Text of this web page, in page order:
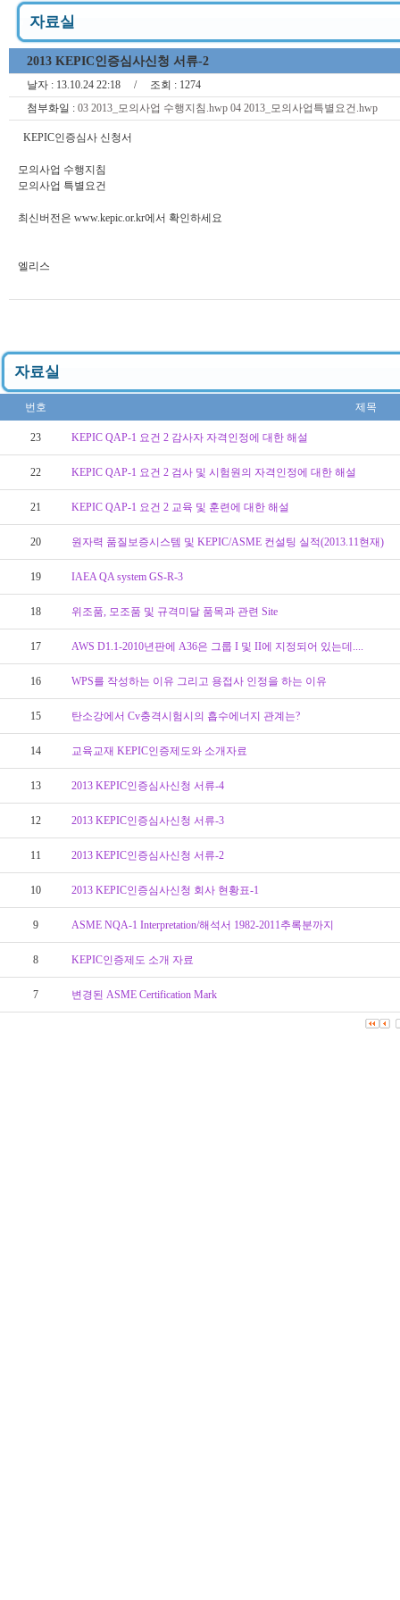
자료실
2013 KEPIC인증심사신청 서류-2
날자 : 13.10.24 22:18 / 조회 : 1274
첨부화일 : 03 2013_모의사업 수행지침.hwp 04 2013_모의사업특별요건.hwp
KEPIC인증심사 신청서
모의사업 수행지침
모의사업 특별요건
최신버전은 www.kepic.or.kr에서 확인하세요
엘리스
자료실
번호 제목
23 KEPIC QAP-1 요건 2 감사자 자격인정에 대한 해설
22 KEPIC QAP-1 요건 2 검사 및 시험원의 자격인정에 대한 해설
21 KEPIC QAP-1 요건 2 교육 및 훈련에 대한 해설
20 원자력 품질보증시스템 및 KEPIC/ASME 컨설팅 실적(2013.11현재)
19 IAEA QA system GS-R-3
18 위조품, 모조품 및 규격미달 품목과 관련 Site
17 AWS D1.1-2010년판에 A36은 그룹 I 및 II에 지정되어 있는데....
16 WPS를 작성하는 이유 그리고 용접사 인정을 하는 이유
15 탄소강에서 Cv충격시험시의 흡수에너지 관계는?
14 교육교재 KEPIC인증제도와 소개자료
13 2013 KEPIC인증심사신청 서류-4
12 2013 KEPIC인증심사신청 서류-3
11 2013 KEPIC인증심사신청 서류-2
10 2013 KEPIC인증심사신청 회사 현황표-1
9 ASME NQA-1 Interpretation/해석서 1982-2011추록분까지
8 KEPIC인증제도 소개 자료
7 변경된 ASME Certification Mark